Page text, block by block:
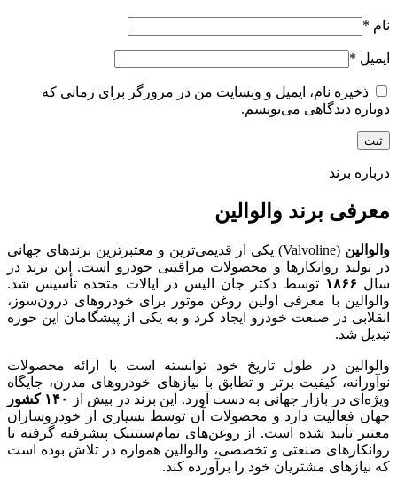
نام *
ایمیل *
ذخیره نام، ایمیل و وبسایت من در مرورگر برای زمانی که
دوباره دیدگاهی می‌نویسم.
درباره برند
معرفی برند والوالین
والوالین
(Valvoline) یکی از قدیمی‌ترین و معتبرترین برندهای جهانی
در تولید روانکارها و محصولات مراقبتی خودرو است. این برند در
سال ۱۸۶۶ توسط دکتر جان الیس در ایالات متحده تأسیس شد.
والوالین با معرفی اولین روغن موتور برای خودروهای درون‌سوز،
انقلابی در صنعت خودرو ایجاد کرد و به یکی از پیشگامان این حوزه
تبدیل شد.
والوالین در طول تاریخ خود توانسته است با ارائه محصولات
نوآورانه، کیفیت برتر و تطابق با نیازهای خودروهای مدرن، جایگاه
ویژه‌ای در بازار جهانی به دست آورد. این برند در بیش از
۱۴۰ کشور
جهان فعالیت دارد و محصولات آن توسط بسیاری از خودروسازان
معتبر تأیید شده است. از روغن‌های تمام‌سنتتیک پیشرفته گرفته تا
روانکارهای صنعتی و تخصصی، والوالین همواره در تلاش بوده است
که نیازهای مشتریان خود را برآورده کند.